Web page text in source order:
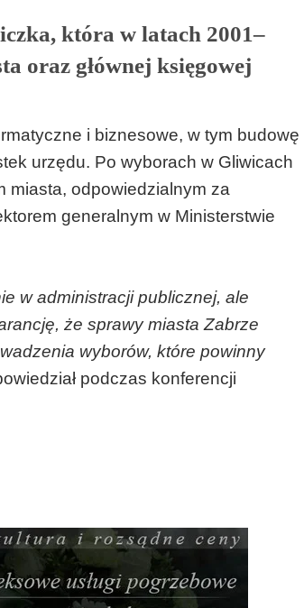
która w latach 2001–
oraz głównej księgowej
i biznesowe, w tym budowę
urzędu. Po wyborach w Gliwicach
miasta, odpowiedzialnym za
generalnym w Ministerstwie
w administracji publicznej, ale
że sprawy miasta Zabrze
wyborów, które powinny
podczas konferencji